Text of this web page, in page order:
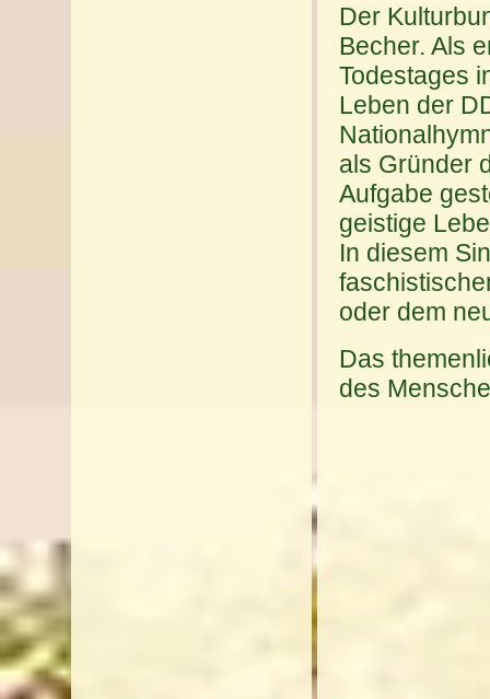
Der
Becher. Als
Todestages
Leben der
als Gründer
Aufgabe
geistige
In diesem
oder dem
Das
des